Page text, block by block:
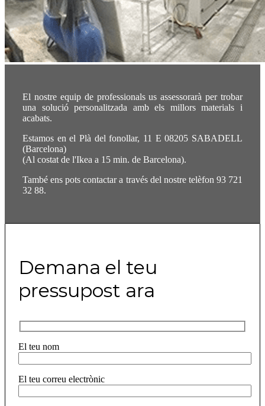
El nostre equip de professionals us assessorarà per trobar
una solució personalitzada amb els millors materials i
acabats.
Estamos en el Plà del fonollar, 11 E 08205 SABADELL
(Barcelona)
(Al costat de l'Ikea ​​a 15 min. de Barcelona).
També ens pots contactar a través del nostre telèfon 93 721
32 88.
Demana el teu
pressupost ara
El teu nom
El teu correu electrònic